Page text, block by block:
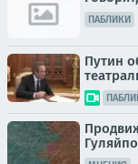
ПАБЛИКИ
Путин